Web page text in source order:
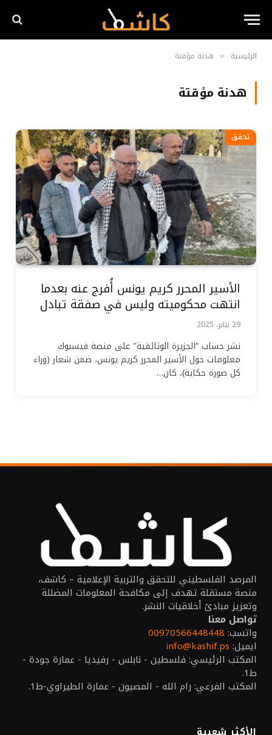
الرئيسية » هدنة مؤقتة
هدنة مؤقتة
تحقق
الأسير المحرر كريم يونس أُفرج عنه بعدما
انتهت محكوميته وليس في صفقة تبادل
29 يناير، 2025
نشر حساب “الجزيرة الوثائقية” على منصة فيسبوك
معلومات حول الأسير المحرر كريم يونس، ضمن شعار (وراء
كل صورة حكاية)، كان…
المرصد الفلسطيني للتحقق والتربية الإعلامية – كاشف،
منصة مستقلة تهدف إلى مكافحة المعلومات المضللة
وتعزيز مبادئ أخلاقيات النشر.
تواصل معنا
واتسب: 00970566448448
ايميل: info@kashif.ps
المكتب الرئيسي: فلسطين - نابلس - رفيديا - عمارة جودة -
ط1.
المكتب الفرعي: رام الله - المصيون - عمارة الطيراوي-ط1.